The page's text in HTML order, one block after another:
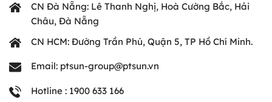
CN Đà Nẵng: Lê Thanh Nghị, Hoà Cường Bắc, Hải
Châu, Đà Nẵng
CN HCM: Đường Trần Phú, Quận 5, TP Hồ Chí Minh.
Email: ptsun-group@ptsun.vn
Hotline : 1900 633 166